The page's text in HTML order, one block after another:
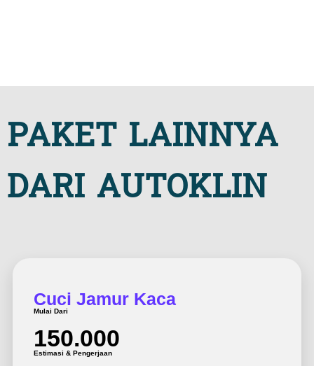
PAKET LAINNYA
DARI AUTOKLIN
Cuci Jamur Kaca
Mulai Dari
150.000
Estimasi & Pengerjaan